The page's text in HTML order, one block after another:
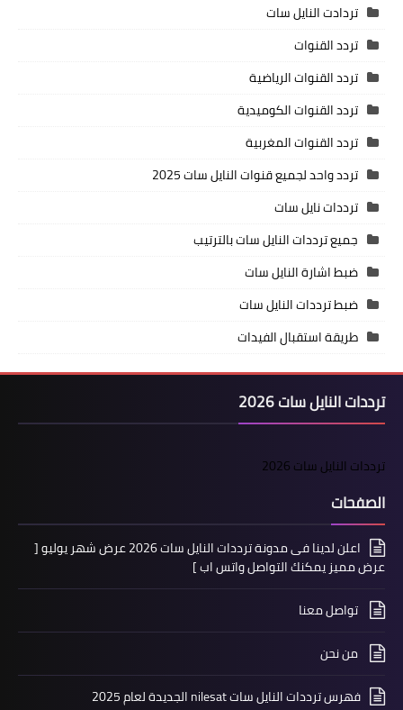
تردادت النايل سات
تردد القنوات
تردد القنوات الرياضية
تردد القنوات الكوميدية
تردد القنوات المغربية
تردد واحد لجميع قنوات النايل سات 2025
ترددات نايل سات
جميع ترددات النايل سات بالترتيب
ضبط اشارة النايل سات
ضبط ترددات النايل سات
طريقة استقبال الفيدات
ترددات النايل سات 2026
ترددات النايل سات 2026
الصفحات
اعلن لدينا فى مدونة ترددات النايل سات 2026 عرض شهر يوليو [
عرض مميز يمكنك التواصل واتس اب ]
تواصل معنا
من نحن
فهرس ترددات النايل سات nilesat الجديدة لعام 2025